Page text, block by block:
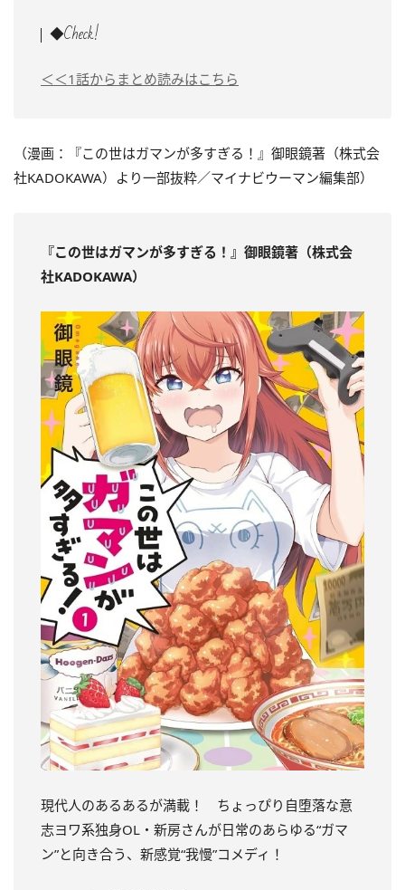
◆Check!
＜＜1話からまとめ読みはこちら
（漫画：『この世はガマンが多すぎる！』御眼鏡著（株式会
社KADOKAWA）より一部抜粋／マイナビウーマン編集部）
『この世はガマンが多すぎる！』御眼鏡著（株式会
社KADOKAWA）
現代人のあるあるが満載！ ちょっぴり自堕落な意
志ヨワ系独身OL・ 新房さんが日常のあらゆる“ガマ
ン”と向き合う、新感覚“我慢”コメディ！